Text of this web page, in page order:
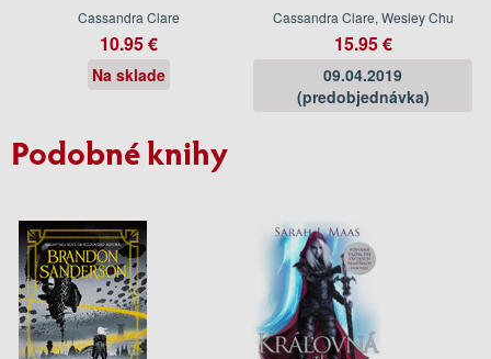
Cassandra Clare
10.95 €
Na sklade
Cassandra Clare, Wesley Chu
15.95 €
09.04.2019
(predobjednávka)
Podobné knihy